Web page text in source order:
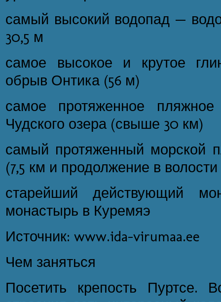
самый высокий водопад —
30,5 м
самое высокое и крутое
обрыв Онтика (56 м)
самое протяженное
Чудского озера (свыше 30 км)
самый протяженный морской
(7,5 км и продолжение в
старейший действующий
монастырь в Куремяэ
Источник: www.ida-virumaa.ee
Чем заняться
Посетить крепость Пуртсе.